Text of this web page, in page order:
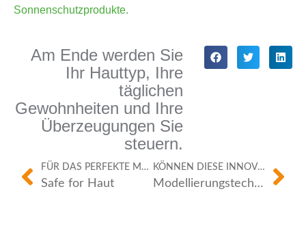
Sonnenschutzprodukte.
Am Ende werden Sie
Ihr Hauttyp, Ihre
täglichen
Gewohnheiten und Ihre
Überzeugungen Sie
steuern.
FÜR DAS PERFEKTE MATCH.
Safe for Haut
KÖNNEN DIESE INNOVATIONEN JENSEITS VON SONNENSCHUTZMITTELN EINGESETZT WERDEN?
Modellierungstechniken